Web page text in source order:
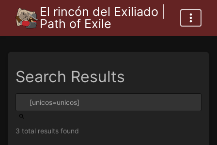
El rincón del Exiliado |
Path of Exile
Search Results
3 total results found